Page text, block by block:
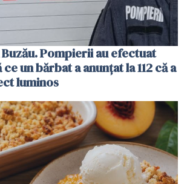
Pompierii au efectuat
un bărbat a anunțat la 112 că a
luminos